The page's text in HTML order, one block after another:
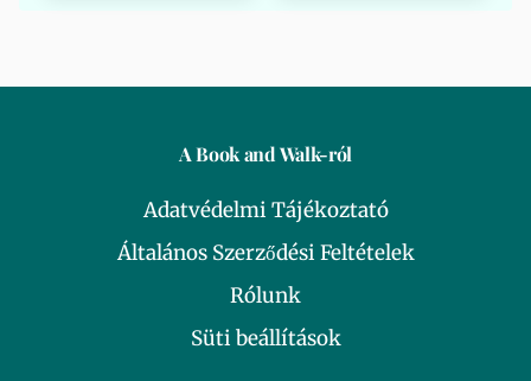
A Book and Walk-ról
Adatvédelmi Tájékoztató
Általános Szerződési Feltételek
Rólunk
Süti beállítások